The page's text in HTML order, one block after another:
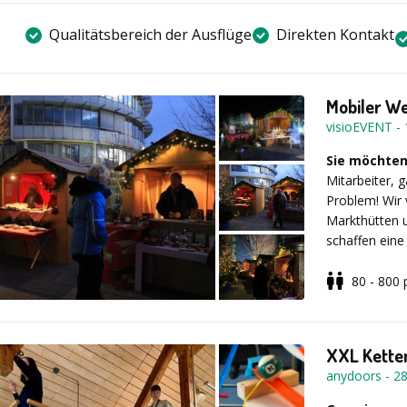
Qualitätsbereich der Ausflüge Direkten Kontakt
Mobiler
visioEVENT -
Sie möchten
Mitarbeiter,
Problem! Wir
Markthütten
schaffen
Punsch oder
gibt es auch
Ihre
stellen wir
Ob eine
80 - 800
XXL
anydoors -